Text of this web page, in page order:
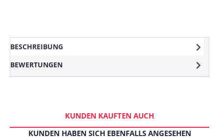
BESCHREIBUNG
BEWERTUNGEN
KUNDEN KAUFTEN AUCH
KUNDEN HABEN SICH EBENFALLS ANGESEHEN